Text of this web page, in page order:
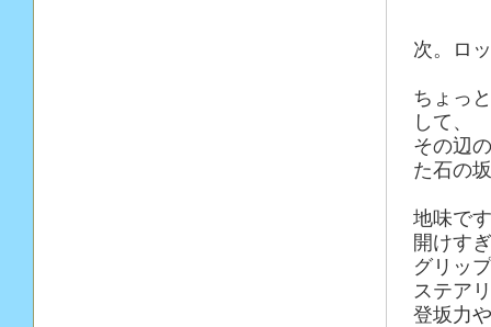
次。ロ
ちょっ
して、
その辺
た石の
地味で
開けす
グリッ
ステア
登坂力